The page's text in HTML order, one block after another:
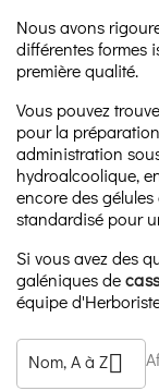
Nous avons
différentes formes
première qualité.
Vous pouvez
pour la
administration
hydroalcoolique,
encore des
standardisé pour
Si vous avez des
galéniques de
équipe
Nom, A à Z